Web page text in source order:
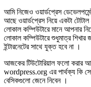
আমি নিজেও ওয়ার্ডপ্রেস
আছে ওয়ার্ডপ্রেস নিয়ে একটা
লোকাল কম্পিউটারে মানে আপনার
লোকাল কম্পিউটারে শুধুমাত্র
ইন্টারনেটের সাথে যুক্ত হবে না ।
আজকের টিউটোরিয়াল ফলো করার
wordpress.org এর পার্থক্য কি
বেসিকগুলো জেনে নিবেন ।